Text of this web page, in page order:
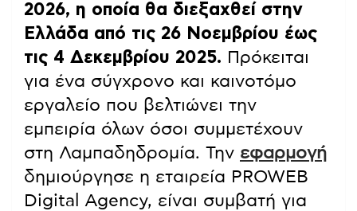
2026, η οποία θα διεξαχθεί στην
Ελλάδα από τις 26 Νοεμβρίου έως
τις 4 Δεκεμβρίου 2025. Πρόκειται
για ένα σύγχρονο και καινοτόμο
εργαλείο που βελτιώνει την
εμπειρία όλων όσοι συμμετέχουν
στη Λαμπαδηδρομία. Την εφαρμογή
δημιούργησε η εταιρεία PROWEB
Digital Agency, είναι συμβατή για